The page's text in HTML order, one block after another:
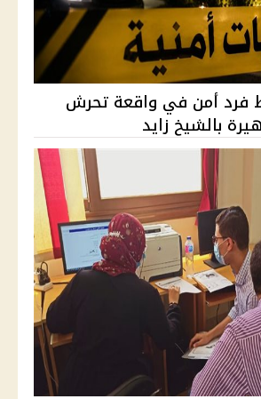
فرد أمن في واقعة تحرش
بالشيخ زايد